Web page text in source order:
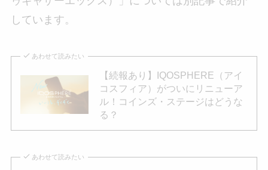
しています。
あわせて読みたい
【続報あり】IQOSPHERE（アイ
コスフィア）がついにリニューア
ル！コインズ・ステージはどうな
る？
あわせて読みたい